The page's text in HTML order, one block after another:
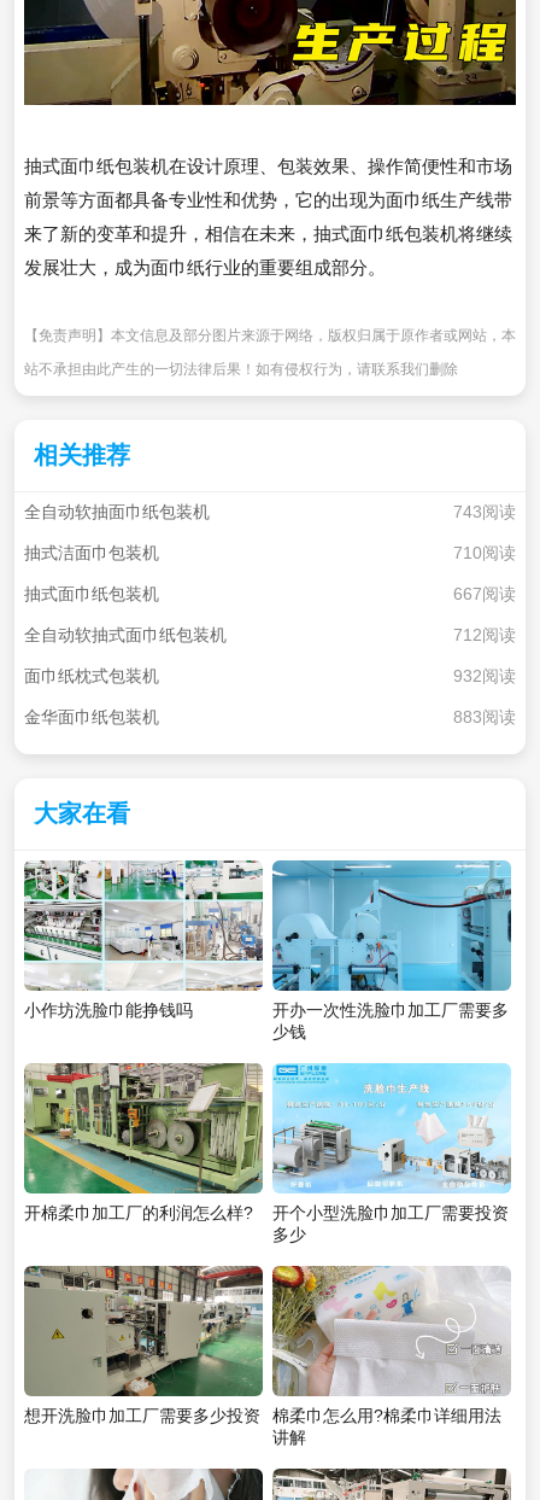
抽式面巾纸包装机在设计原理、包装效果、操作简便性和市场
前景等方面都具备专业性和优势，它的出现为面巾纸生产线带
来了新的变革和提升，相信在未来，抽式面巾纸包装机将继续
发展壮大，成为面巾纸行业的重要组成部分。
【免责声明】本文信息及部分图片来源于网络，版权归属于原作者或网站，本
站不承担由此产生的一切法律后果！如有侵权行为，请联系我们删除
相关推荐
全自动软抽面巾纸包装机 743阅读
抽式洁面巾包装机 710阅读
抽式面巾纸包装机 667阅读
全自动软抽式面巾纸包装机 712阅读
面巾纸枕式包装机 932阅读
金华面巾纸包装机 883阅读
大家在看
小作坊洗脸巾能挣钱吗
开办一次性洗脸巾加工厂需要多
少钱
开棉柔巾加工厂的利润怎么样?
开个小型洗脸巾加工厂需要投资
多少
想开洗脸巾加工厂需要多少投资
棉柔巾怎么用?棉柔巾详细用法
讲解